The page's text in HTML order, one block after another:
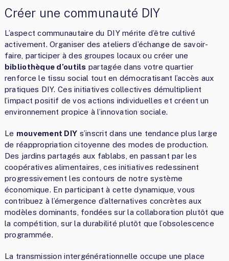
Créer une communauté DIY
L’aspect communautaire du DIY mérite d’être cultivé
activement. Organiser des ateliers d’échange de savoir-
faire, participer à des groupes locaux ou créer une
bibliothèque d’outils partagée dans votre quartier
renforce le tissu social tout en démocratisant l’accès aux
pratiques DIY. Ces initiatives collectives démultiplient
l’impact positif de vos actions individuelles et créent un
environnement propice à l’innovation sociale.
Le mouvement DIY s’inscrit dans une tendance plus large
de réappropriation citoyenne des modes de production.
Des jardins partagés aux fablabs, en passant par les
coopératives alimentaires, ces initiatives redessinent
progressivement les contours de notre système
économique. En participant à cette dynamique, vous
contribuez à l’émergence d’alternatives concrètes aux
modèles dominants, fondées sur la collaboration plutôt que
la compétition, sur la durabilité plutôt que l’obsolescence
programmée.
La transmission intergénérationnelle occupe une place